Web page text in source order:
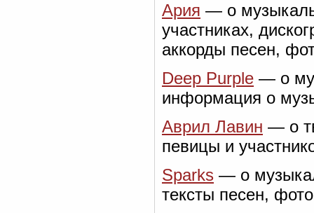
Ария — о
участниках,
аккорды песен,
Deep Purple — о
информация о
Аврил Лавин — о
певицы и
Sparks — о
тексты песен,